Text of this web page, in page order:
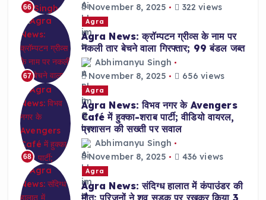
66
November 8, 2025
322 views
67
Agra
Agra News: क्रॉम्पटन ग्रीव्स के नाम पर
नकली तार बेचने वाला गिरफ्तार; 99 बंडल जब्त
Abhimanyu Singh
November 8, 2025
656 views
68
Agra
Agra News: विभव नगर के Avengers
Café में हुक्का-शराब पार्टी; वीडियो वायरल,
प्रशासन की सख्ती पर सवाल
Abhimanyu Singh
November 8, 2025
436 views
Agra
Agra News: संदिग्ध हालात में कंपाउंडर की
मौत; परिजनों ने शव सड़क पर रखकर किया 3